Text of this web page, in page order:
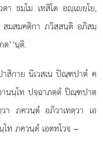
า ธมฺโม เทสิโต อฺเยฺโย,
มสมคติกา ภวิสฺสนฺติ อภิสมฺ
’’นฺติ.
สิกาย นิเวสเน ปิณฺฑปาตํ ค
านนฺโท ปจฺฉาภตฺตํ ปิณฺฑปาต
า ภควนฺตํ อภิวาเทตฺวา เอ
ท ภควนฺตํ เอตทโวจ –